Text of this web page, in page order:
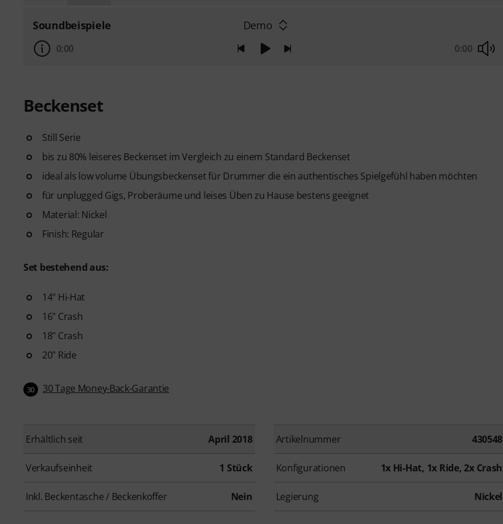
Soundbeispiele Demo
0:00 0:00
Beckenset
Still Serie
bis zu 80% leiseres Beckenset im Vergleich zu einem Standard Beckenset
ideal als low volume Übungsbeckenset für Drummer die ein authentisches Spielgefühl haben möchten
für unplugged Gigs, Proberäume und leises Üben zu Hause bestens geeignet
Material: Nickel
Finish: Regular
Set bestehend aus:
14" Hi-Hat
16" Crash
18" Crash
20" Ride
30 30 Tage Money-Back-Garantie
Erhältlich seit April 2018 Artikelnummer 430548
Verkaufseinheit 1 Stück Konfigurationen 1x Hi-Hat, 1x Ride, 2x Crash
Inkl. Beckentasche / Beckenkoffer Nein Legierung Nickel